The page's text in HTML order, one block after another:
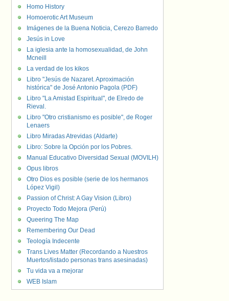
Homo History
Homoerotic Art Museum
Imágenes de la Buena Noticia, Cerezo Barredo
Jesús in Love
La iglesia ante la homosexualidad, de John
Mcneill
La verdad de los kikos
Libro "Jesús de Nazaret. Aproximación
histórica" de José Antonio Pagola (PDF)
Libro "La Amistad Espiritual", de Elredo de
Rieval.
Libro "Otro cristianismo es posible", de Roger
Lenaers
Libro Miradas Atrevidas (Aldarte)
Libro: Sobre la Opción por los Pobres.
Manual Educativo Diversidad Sexual (MOVILH)
Opus libros
Otro Dios es posible (serie de los hermanos
López Vigil)
Passion of Christ: A Gay Vision (Libro)
Proyecto Todo Mejora (Perú)
Queering The Map
Remembering Our Dead
Teología Indecente
Trans Lives Matter (Recordando a Nuestros
Muertos/listado personas trans asesinadas)
Tu vida va a mejorar
WEB Islam